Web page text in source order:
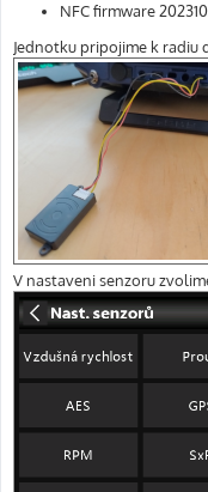
NFC firmware
Jednotku pripojime k radiu
V nastaveni senzoru